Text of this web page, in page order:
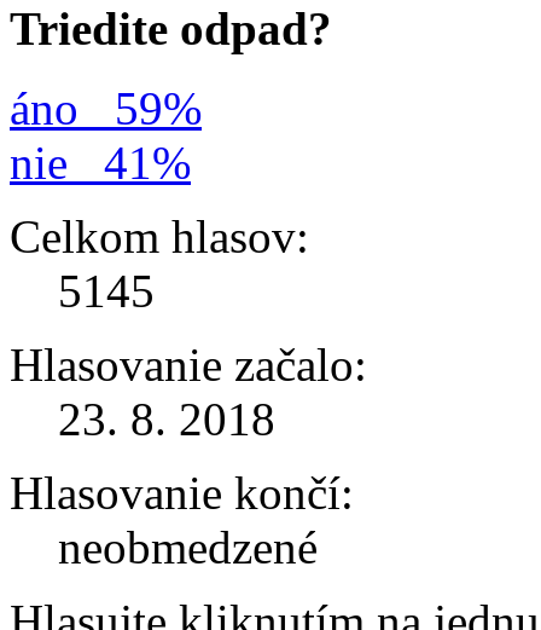
Triedite odpad?
áno
59%
nie
41%
Celkom hlasov:
5145
Hlasovanie začalo:
23. 8. 2018
Hlasovanie končí:
neobmedzené